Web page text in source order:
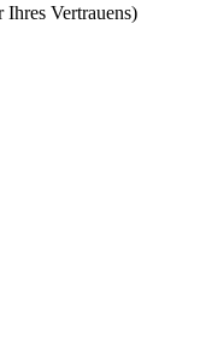
Vertrauens)